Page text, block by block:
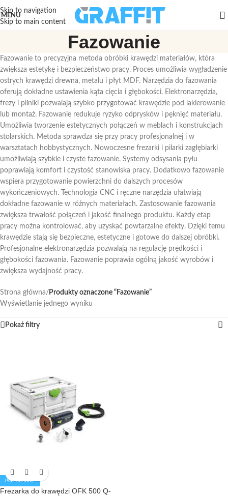
Skip to navigation
Skip to main content
MENU
Fazowanie
Fazowanie to precyzyjna metoda obróbki krawędzi materiałów, która
zwiększa estetykę i bezpieczeństwo pracy. Proces umożliwia wygładzenie
ostrych krawędzi drewna, metalu i płyt MDF. Narzędzia do fazowania
oferują dokładne ustawienia kąta cięcia i głębokości. Elektronarzędzia,
frezy i pilniki pozwalają szybko przygotować krawędzie pod lakierowanie
lub montaż. Fazowanie redukuje ryzyko odprysków i pęknięć materiału.
Umożliwia tworzenie estetycznych połączeń w meblach i konstrukcjach
stolarskich. Metoda sprawdza się przy pracy profesjonalnej i w
warsztatach hobbystycznych. Nowoczesne frezarki i pilarki zagłębiarki
umożliwiają szybkie i czyste fazowanie. Systemy odsysania pyłu
poprawiają komfort i czystość stanowiska pracy. Dodatkowo fazowanie
wspiera przygotowanie powierzchni do dalszych procesów
wykończeniowych. Technologia CNC i ręczne narzędzia ułatwiają
dokładne fazowanie w różnych materiałach. Zastosowanie fazowania
zwiększa trwałość połączeń i jakość finalnego produktu. Każdy etap
pracy można kontrolować, aby uzyskać powtarzalne efekty. Dzięki temu
krawędzie stają się bezpieczne, estetyczne i gotowe do dalszej obróbki.
Profesjonalne elektronarzędzia pozwalają na regulację prędkości i
głębokości fazowania. Fazowanie poprawia ogólną jakość wyrobów i
zwiększa wydajność pracy.
Strona główna/ Produkty oznaczone “Fazowanie”
Wyświetlanie jednego wyniku
Pokaż filtry
POPULARNE
Frezarka do krawędzi OFK 500 Q-